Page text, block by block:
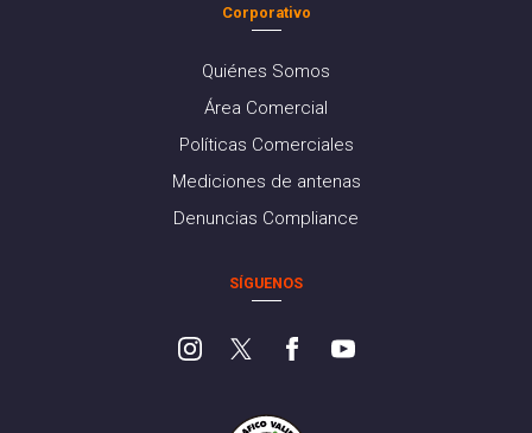
Corporativo
Quiénes Somos
Área Comercial
Políticas Comerciales
Mediciones de antenas
Denuncias Compliance
SÍGUENOS